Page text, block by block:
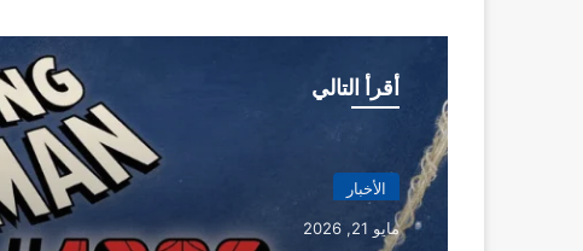
أقرأ التالي
الأخبار
مايو 21, 2026